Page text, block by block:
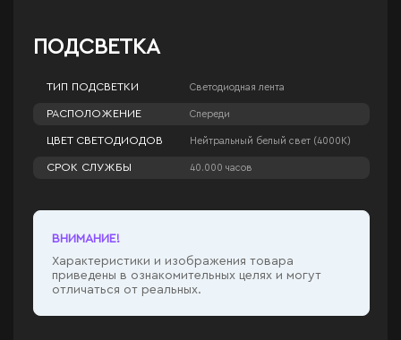
ПОДСВЕТКА
ТИП ПОДСВЕТКИ Светодиодная лента
РАСПОЛОЖЕНИЕ Спереди
ЦВЕТ СВЕТОДИОДОВ Нейтральный белый свет (4000К)
СРОК СЛУЖБЫ 40.000 часов
ВНИМАНИЕ!
Характеристики и изображения товара
приведены в ознакомительных целях и могут
отличаться от реальных.